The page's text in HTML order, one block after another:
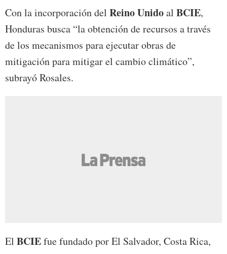
Con la incorporación del Reino Unidoal BCIE,
Honduras busca “la obtención de recursos a través
de los mecanismos para ejecutar obras de
mitigación para mitigar el cambio climático”,
subrayó Rosales.
El BCIEfue fundado por El Salvador, Costa Rica,